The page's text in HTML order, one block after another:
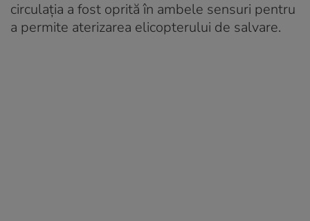
circulația a fost oprită în ambele sensuri pentru
a permite aterizarea elicopterului de salvare.